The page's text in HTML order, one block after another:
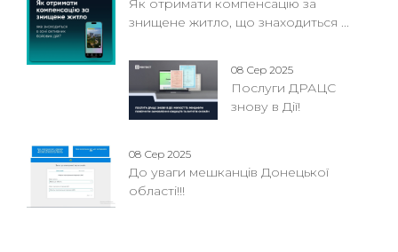
Як отримати компенсацію за
знищене житло, що знаходиться ...
08 Сер 2025
Послуги ДРАЦС
знову в Дії!
08 Сер 2025
До уваги мешканців Донецької
області!!!